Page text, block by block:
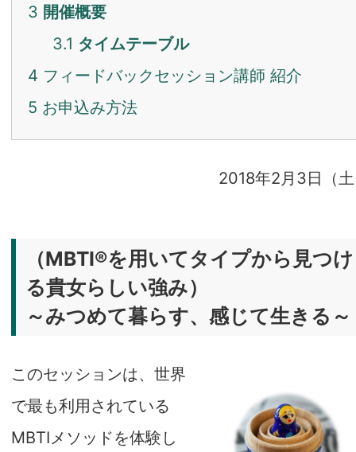
3 開催概要
3.1 タイムテーブル
4 フィードバックセッション講師 紹介
5 お申込み方法
2018年2月3日（
（MBTI®を用いてタイプから見つけ
る貴女らしい強み）
～みつめて暮らす、感じて生きる～
このセッションは、世界
で最も利用されている
MBTIメソッドを体験し